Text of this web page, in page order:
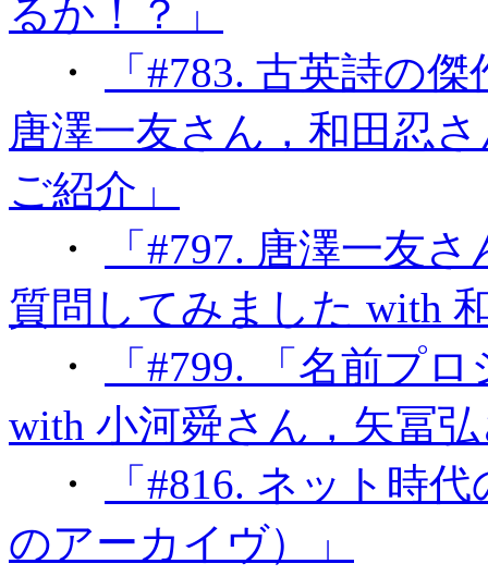
るか！？」
・
「#783. 古英詩の
唐澤一友さん，和田忍
ご紹介」
・
「#797. 唐澤一友
質問してみました with
・
「#799. 「名前プ
with 小河舜さん，矢冨
・
「#816. ネット時
のアーカイヴ）」